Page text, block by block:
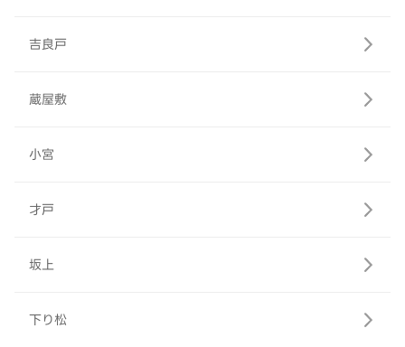
吉良戸
蔵屋敷
小宮
才戸
坂上
下り松